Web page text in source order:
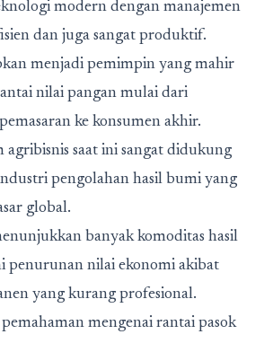
modern dengan manajemen
dan juga sangat produktif.
menjadi pemimpin yang mahir
nilai pangan mulai dari
ke konsumen akhir.
saat ini sangat didukung
pengolahan hasil bumi yang
global.
banyak komoditas hasil
penurunan nilai ekonomi akibat
yang kurang profesional.
mengenai rantai pasok